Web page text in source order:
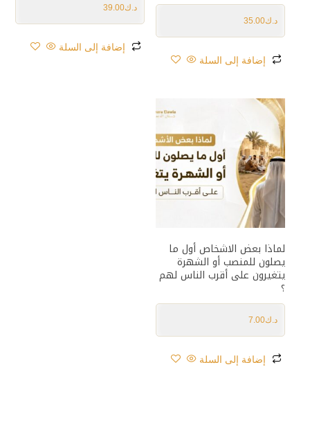
د.ك35.00
إضافة إلى السلة
د.ك39.00
إضافة إلى السلة
لماذا بعض الاشخاص أول ما
يصلون للمنصب أو الشهرة
يتغيرون على أقرب الناس لهم
؟
د.ك7.00
إضافة إلى السلة